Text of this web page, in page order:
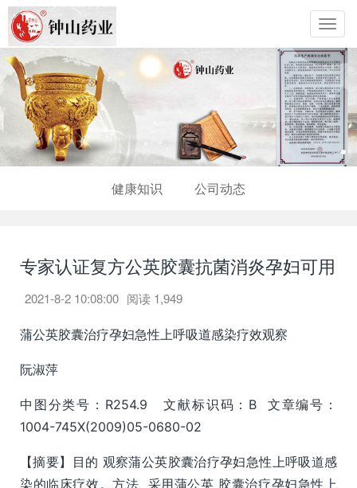
健康知识 公司动态
专家认证复方公英胶囊抗菌消炎孕妇可用
2021-8-2 10:08:00 阅读 1,949
蒲公英胶囊治疗孕妇急性上呼吸道感染疗效观察
阮淑萍
中图分类号：R254.9 文献标识码：B 文章编号：
1004-745X(2009)05-0680-02
【摘要】目的 观察蒲公英胶囊治疗孕妇急性上呼吸道感
染的临床疗效。方法 采用蒲公英 胶囊治疗孕妇急性上